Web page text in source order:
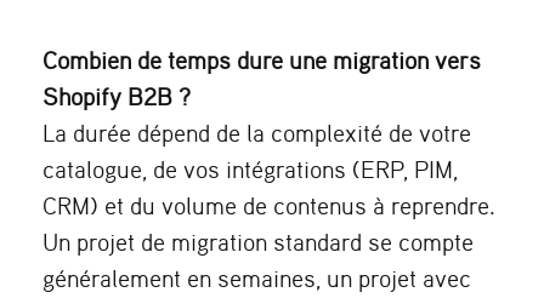
Combien de temps dure une migration vers
Shopify B2B ?
La durée dépend de la complexité de votre
catalogue, de vos intégrations (ERP, PIM,
CRM) et du volume de contenus à reprendre.
Un projet de migration standard se compte
généralement en semaines, un projet avec